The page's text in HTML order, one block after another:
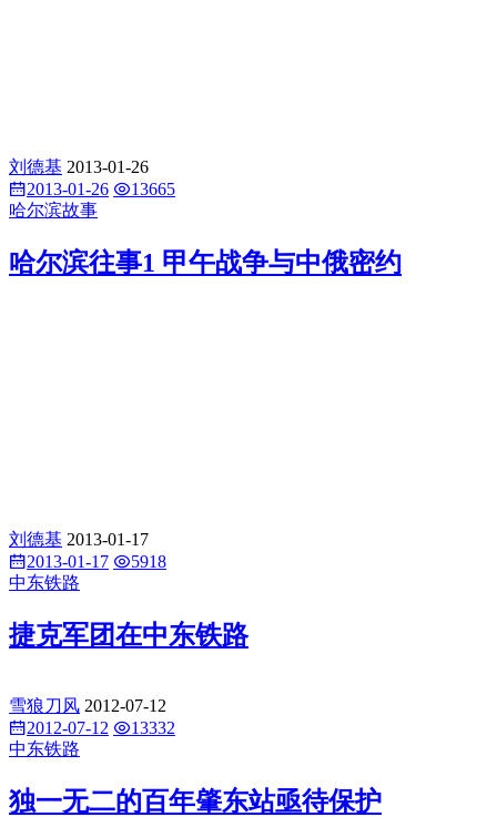
刘德基 2013-01-26
2013-01-26
13665
哈尔滨故事
哈尔滨往事1 甲午战争与中俄密约
刘德基 2013-01-17
2013-01-17
5918
中东铁路
捷克军团在中东铁路
雪狼刀风 2012-07-12
2012-07-12
13332
中东铁路
独一无二的百年肇东站亟待保护